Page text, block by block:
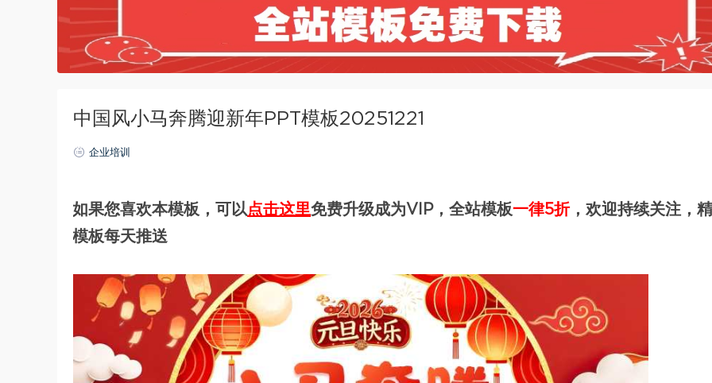
中国风小马奔腾迎新年PPT模板20251221
企业培训
如果您喜欢本模板，可以点击这里免费升级成为VIP，全站模板一律5折，欢迎持续关注，
模板每天推送